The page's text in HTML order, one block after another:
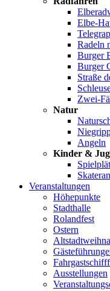
Elbe-
Radeln
Burger
Burger
Straße
Zwei-
Natur
Angeln
Kinder &
Veranstaltungen
Höhepunkte
Stadthalle
Rolandfest
Ostern
Ausstellungen